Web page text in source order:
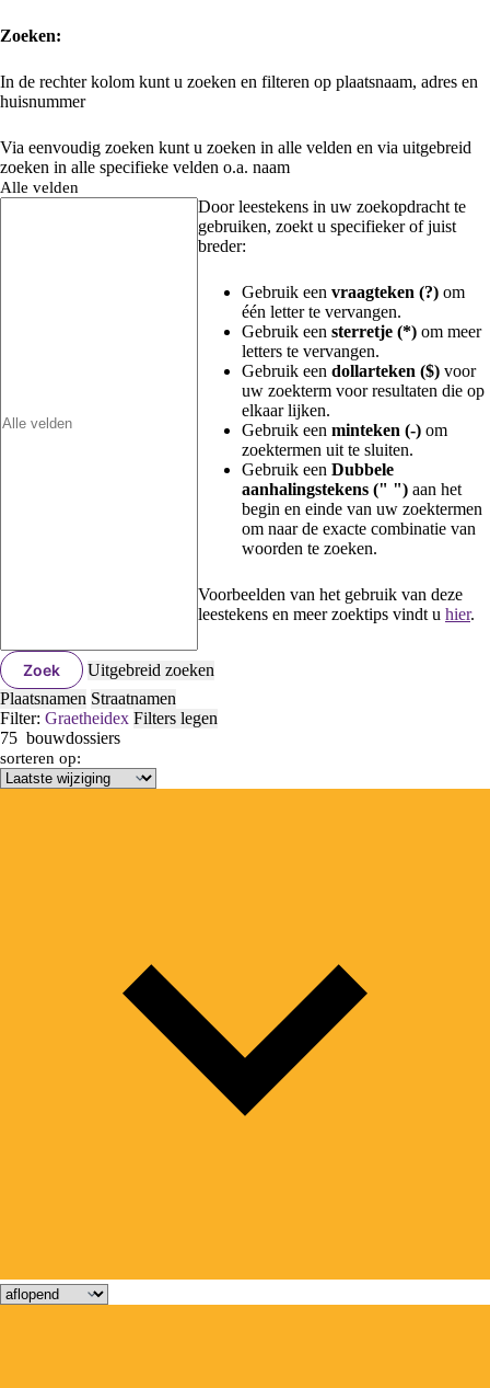
Zoeken:
In de rechter kolom kunt u zoeken en filteren op plaatsnaam, adres en
huisnummer
Via eenvoudig zoeken kunt u zoeken in alle velden en via uitgebreid
zoeken in alle specifieke velden o.a. naam
Alle velden
Door leestekens in uw zoekopdracht te
gebruiken, zoekt u specifieker of juist
breder:
Gebruik een vraagteken (?) om
één letter te vervangen.
Gebruik een sterretje (*) om meer
letters te vervangen.
Gebruik een dollarteken ($) voor
uw zoekterm voor resultaten die op
elkaar lijken.
Gebruik een minteken (-) om
zoektermen uit te sluiten.
Gebruik een Dubbele
aanhalingstekens (" ") aan het
begin en einde van uw zoektermen
om naar de exacte combinatie van
woorden te zoeken.
Voorbeelden van het gebruik van deze
leestekens en meer zoektips vindt u hier.
Zoek
Uitgebreid zoeken
Plaatsnamen Straatnamen
Filter: Graetheidex Filters legen
75 bouwdossiers
sorteren op: